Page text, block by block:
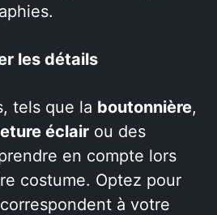
les détails
tels que la boutonnière,
éclair ou des
en compte lors
costume. Optez pour
à votre